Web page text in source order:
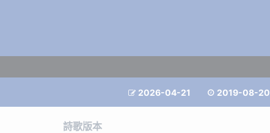
 2026-04-21  2019-08-20
詩歌版本